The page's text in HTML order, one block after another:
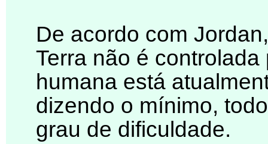
De acordo com
Terra não é
humana está
dizendo o mínimo,
grau de dificuldade.